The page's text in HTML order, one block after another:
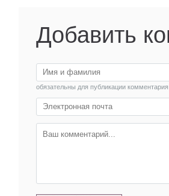
Добавить
обязательны для публикации комментария